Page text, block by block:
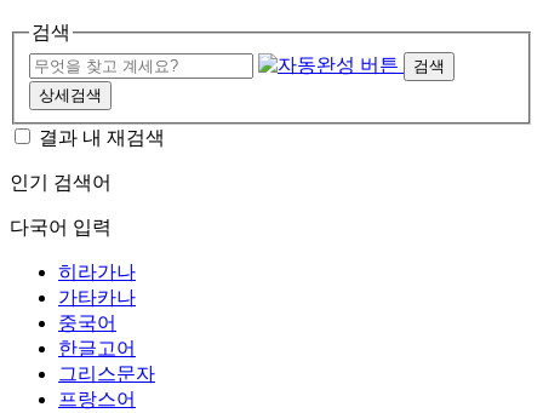
검색
검색
상세검색
결과 내 재검색
인기 검색어
다국어 입력
히라가나
가타카나
중국어
한글고어
그리스문자
프랑스어